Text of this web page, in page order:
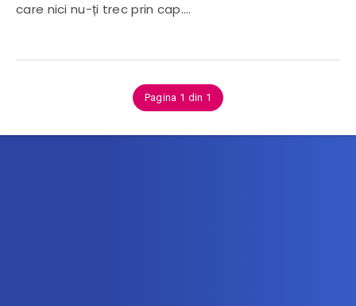
care nici nu-ți trec prin cap….
Pagina 1 din 1